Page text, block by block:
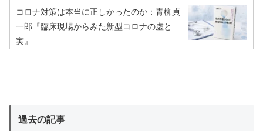
コロナ対策は本当に正しかったのか：青柳貞
一郎『臨床現場からみた新型コロナの虚と
実』
過去の記事